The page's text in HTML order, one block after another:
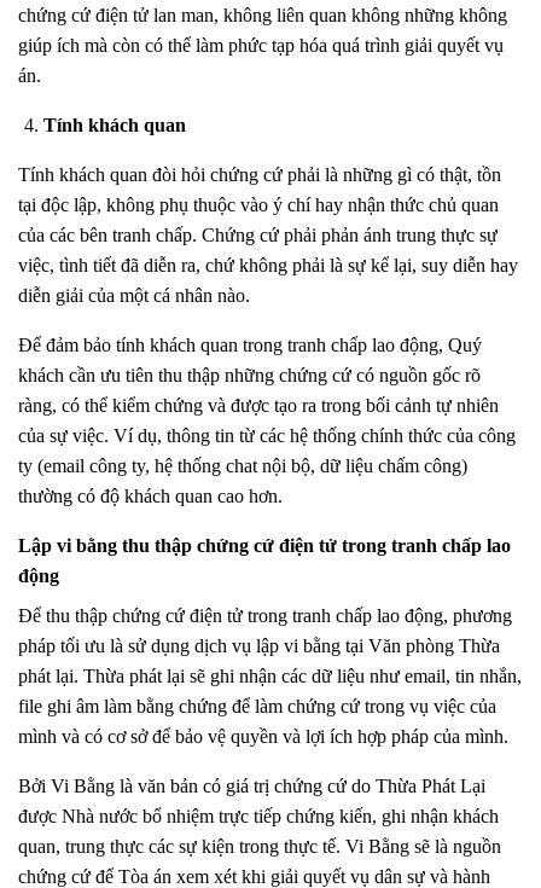
chứng cứ điện tử lan man, không liên quan không những không
giúp ích mà còn có thể làm phức tạp hóa quá trình giải quyết vụ
án.
Tính khách quan
Tính khách quan đòi hỏi chứng cứ phải là những gì có thật, tồn
tại độc lập, không phụ thuộc vào ý chí hay nhận thức chủ quan
của các bên tranh chấp. Chứng cứ phải phản ánh trung thực sự
việc, tình tiết đã diễn ra, chứ không phải là sự kể lại, suy diễn hay
diễn giải của một cá nhân nào.
Để đảm bảo tính khách quan trong tranh chấp lao động, Quý
khách cần ưu tiên thu thập những chứng cứ có nguồn gốc rõ
ràng, có thể kiểm chứng và được tạo ra trong bối cảnh tự nhiên
của sự việc. Ví dụ, thông tin từ các hệ thống chính thức của công
ty (email công ty, hệ thống chat nội bộ, dữ liệu chấm công)
thường có độ khách quan cao hơn.
Lập vi bằng thu thập chứng cứ điện tử trong tranh chấp lao
động
Để thu thập chứng cứ điện tử trong tranh chấp lao động, phương
pháp tối ưu là sử dụng dịch vụ lập vi bằng tại Văn phòng Thừa
phát lại. Thừa phát lại sẽ ghi nhận các dữ liệu như email, tin nhắn,
file ghi âm làm bằng chứng để làm chứng cứ trong vụ việc của
mình và có cơ sở để bảo vệ quyền và lợi ích hợp pháp của mình.
Bởi Vi Bằng là văn bản có giá trị chứng cứ do Thừa Phát Lại
được Nhà nước bổ nhiệm trực tiếp chứng kiến, ghi nhận khách
quan, trung thực các sự kiện trong thực tế. Vi Bằng sẽ là nguồn
chứng cứ để Tòa án xem xét khi giải quyết vụ dân sự và hành